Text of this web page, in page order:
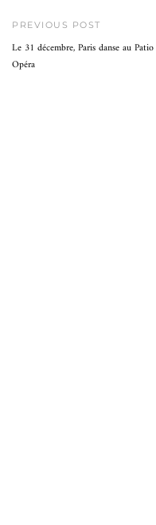
PREVIOUS POST
Le 31 décembre, Paris danse au Patio
Opéra